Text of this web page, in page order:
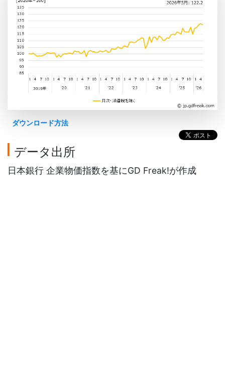
ダウンロード方法
データ出所
日本銀行 企業物価指数を基にGD Freak!が作成